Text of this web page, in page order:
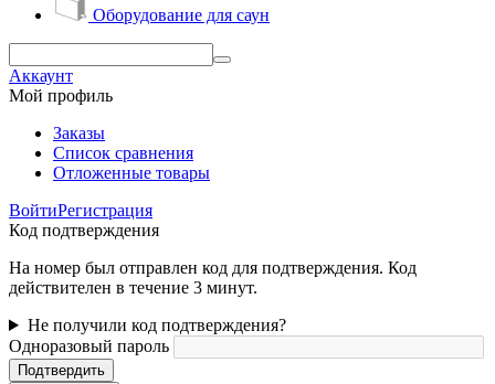
Оборудование для саун
Аккаунт
Мой профиль
Заказы
Список сравнения
Отложенные товары
ВойтиРегистрация
Код подтверждения
На номер был отправлен код для подтверждения. Код
действителен в течение 3 минут.
Не получили код подтверждения?
Одноразовый пароль
Подтвердить